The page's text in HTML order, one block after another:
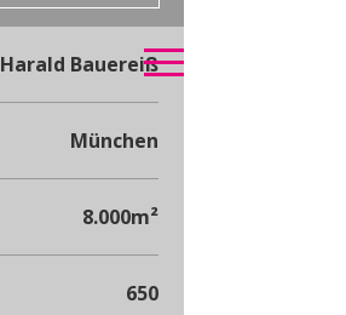
Harald Bauereiß
München
8.000m²
650